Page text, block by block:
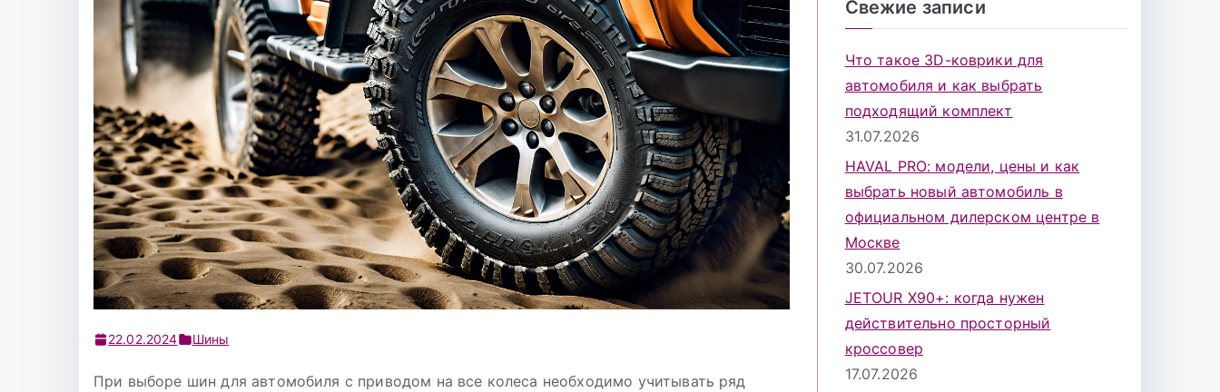
22.02.2024 Шины
При выборе шин для автомобиля с приводом на все колеса необходимо учитывать ряд
Свежие записи
Что такое 3D-коврики для
автомобиля и как выбрать
подходящий комплект
31.07.2026
HAVAL PRO: модели, цены и как
выбрать новый автомобиль в
официальном дилерском центре в
Москве
30.07.2026
JETOUR X90+: когда нужен
действительно просторный
кроссовер
17.07.2026